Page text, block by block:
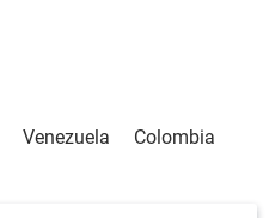
Venezuela Colombia